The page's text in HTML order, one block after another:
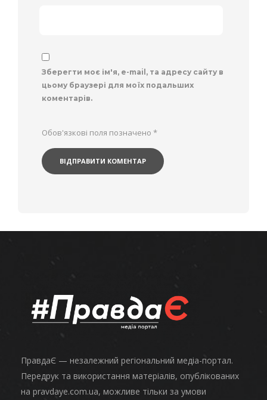
Зберегти моє ім'я, e-mail, та адресу сайту в
цьому браузері для моїх подальших
коментарів.
Обов'язкові поля позначено *
ПравдаЄ — незалежний регіональний медіа-портал.
Передрук та використання матеріалів, опублікованих
на pravdaye.com.ua, можливе тільки за умови